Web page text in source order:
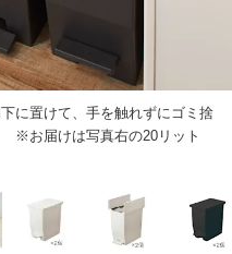
に置けて、手を触れずにゴミ捨
※お届けは写真右の20リット